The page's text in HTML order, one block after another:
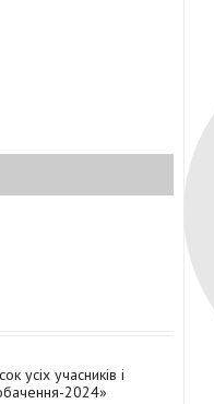
усіх учасників і
2024»